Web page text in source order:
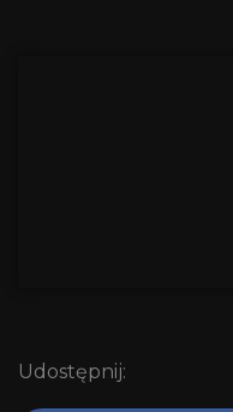
Udostępnij: